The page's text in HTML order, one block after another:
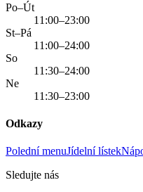
Po–Út
11:00–23:00
St–Pá
11:00–24:00
So
11:30–24:00
Ne
11:30–23:00
Odkazy
Polední menuJídelní lístek
Sledujte nás